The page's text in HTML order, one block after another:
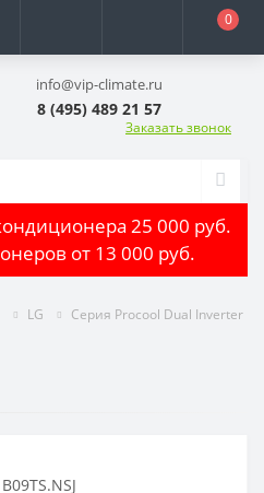
0
info@vip-climate.ru
8 (495) 489 21 57
Заказать звонок
25 000 руб.
от 13 000 руб.
LG
Серия Procool Dual Inverter